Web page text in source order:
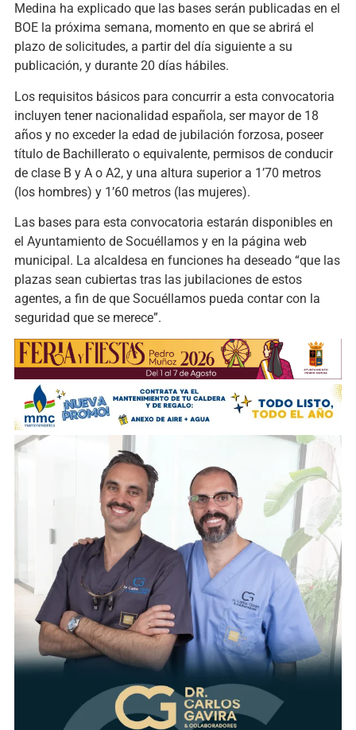
Medina ha explicado que las bases serán publicadas en el
BOE la próxima semana, momento en que se abrirá el
plazo de solicitudes, a partir del día siguiente a su
publicación, y durante 20 días hábiles.
Los requisitos básicos para concurrir a esta convocatoria
incluyen tener nacionalidad española, ser mayor de 18
años y no exceder la edad de jubilación forzosa, poseer
título de Bachillerato o equivalente, permisos de conducir
de clase B y A o A2, y una altura superior a 1’70 metros
(los hombres) y 1’60 metros (las mujeres).
Las bases para esta convocatoria estarán disponibles en
el Ayuntamiento de Socuéllamos y en la página web
municipal. La alcaldesa en funciones ha deseado “que las
plazas sean cubiertas tras las jubilaciones de estos
agentes, a fin de que Socuéllamos pueda contar con la
seguridad que se merece”.